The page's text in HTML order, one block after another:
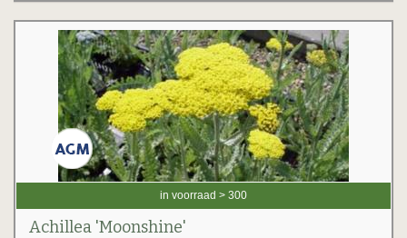
in voorraad > 300
Achillea 'Moonshine'